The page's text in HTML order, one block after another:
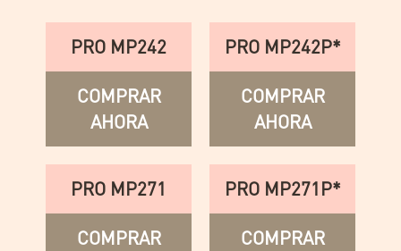
PRO MP242
COMPRAR
AHORA
PRO MP242P*
COMPRAR
AHORA
PRO MP271
COMPRAR
PRO MP271P*
COMPRAR